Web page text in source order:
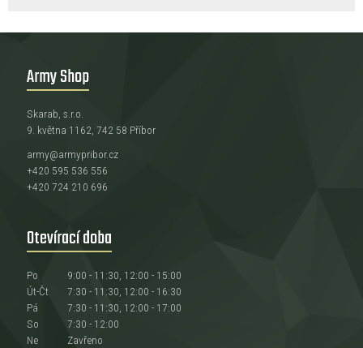
Army Shop
Skarab, s.r.o.
9. května 1162, 742 58 Příbor
army@armypribor.cz
+420 595 536 556
+420 724 210 696
Otevírací doba
Po
9:00 - 11:30, 12:00 - 15:00
Út-Čt
7:30 - 11:30, 12:00 - 16:30
Pá
7:30 - 11:30, 12:00 - 17:00
So
7:30 - 12:00
Ne
Zavřeno